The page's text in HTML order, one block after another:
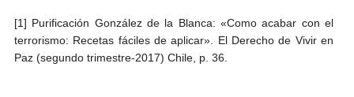
[1] Purificación González de la Blanca: «Como acabar con el
terrorismo: Recetas fáciles de aplicar». El Derecho de Vivir en
Paz (segundo trimestre-2017) Chile, p. 36.